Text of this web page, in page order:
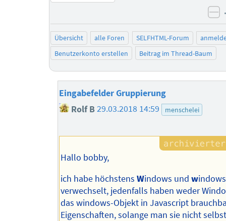
Übersicht alle Foren SELFHTML-Forum
Benutzerkonto erstellen
Beitrag im Thread-Baum
Eingabefelder Gruppierung
Rolf B29.03.2018 14:59 menschelei
Hallo bobby,
ich habe höchstens Windows und windows
verwechselt, jedenfalls haben weder
das windows-Objekt in Javascript
Eigenschaften, solange man sie nicht